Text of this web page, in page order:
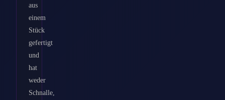
aus
einem
Stück
gefertigt
und
hat
weder
Schnalle,